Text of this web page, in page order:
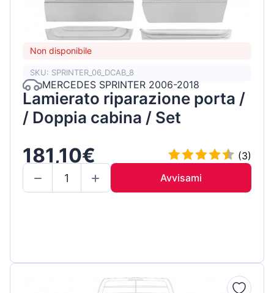
Non disponibile
SKU: SPRINTER_06_DCAB_8
MERCEDES SPRINTER 2006-2018
Lamierato riparazione porta /
/ Doppia cabina / Set
181,10€
(3)
Avvisami